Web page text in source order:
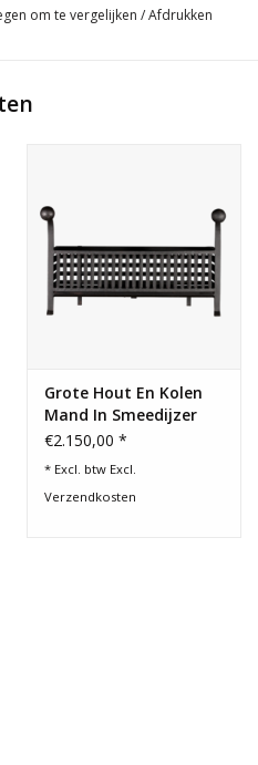
om te vergelijken /Afdrukken
Grote Hout En Kolen
Mand In Smeedijzer
€2.150,00 *
* Excl. btw Excl.
Verzendkosten